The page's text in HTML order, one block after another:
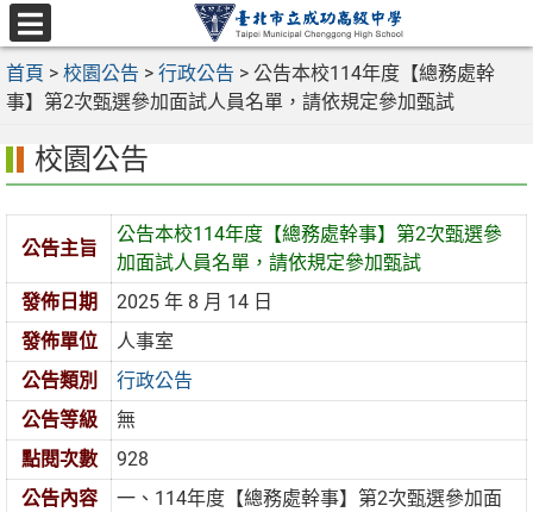
跳
至
主
要
區
選
單
首頁 > 校園公告 > 行政公告 > 公告本校114年度【總務處幹
事】第2次甄選參加面試人員名單，請依規定參加甄試
校園公告
公告主旨
公告本校114年度【總務處幹事】第2次甄選參
加面試人員名單，請依規定參加甄試
發佈日期
2025 年 8 月 14 日
發佈單位
人事室
公告類別
行政公告
公告等級
無
點閱次數
928
公告內容
一、114年度【總務處幹事】第2次甄選參加面